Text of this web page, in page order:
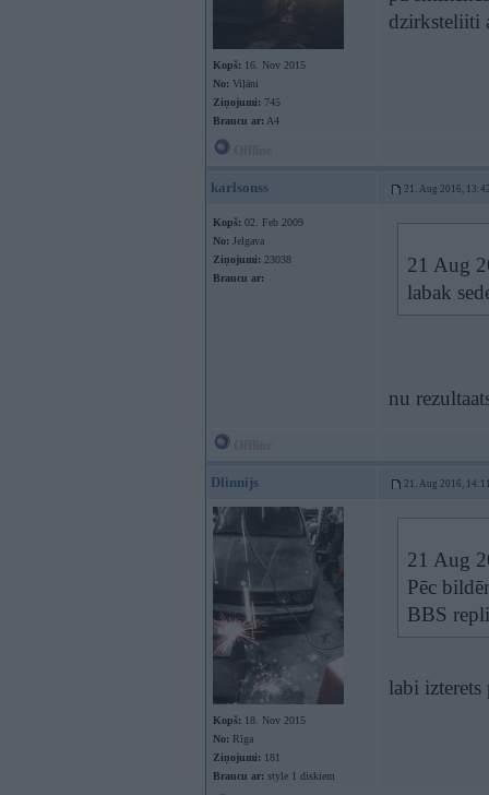
Kopš: 16. Nov 2015
No: Viļāni
Ziņojumi: 745
Braucu ar: A4
dzirksteliiti
karlsonss 21. Aug 2016,
Kopš: 02. Feb 2009
No: Jelgava
Ziņojumi: 23038
Braucu ar:
21 Aug
labak
nu
Dlinnijs 21. Aug 2016,
Kopš: 18. Nov 2015
No: Rīga
Ziņojumi: 181
Braucu ar: style 1 diskiem
21 Aug
Pēc
BBS
labi